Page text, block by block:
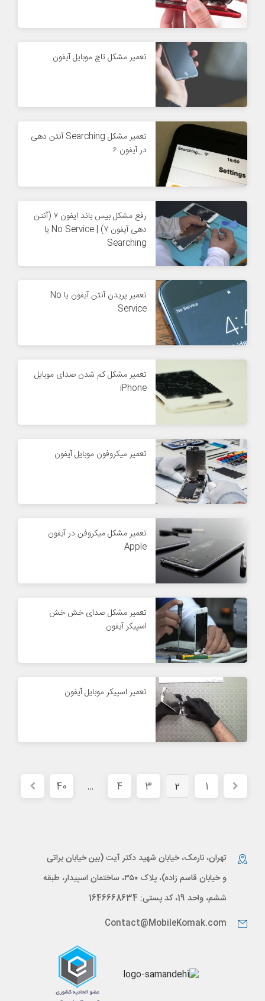
تعمیر مشکل تاچ موبایل آیفون
تعمیر مشکل Searching آنتن دهی
در آیفون ۶
رفع مشکل بیس باند ایفون ۷ (آنتن
دهی آیفون ۷) | No Service یا
Searching
تعمیر پریدن آنتن آیفون یا No
Service
تعمیر مشکل کم شدن صدای موبایل
iPhone
تعمیر میکروفون موبایل آیفون
تعمیر مشکل میکروفن در آیفون
Apple
تعمیر مشکل صدای خش خش
اسپیکر آیفون
تعمیر اسپیکر موبایل آیفون
1
2
3
4
…
40
تهران، نارمک، خیابان شهید دکتر آیت (بین خیابان براتی
و خیابان قاسم زاده)، پلاک ۳۵۰، ساختمان اسپیدار، طبقه
ششم، واحد 19، کد پستی: 1646668634
Contact@MobileKomak.com